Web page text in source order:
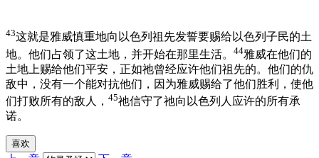
43这就是雅威慎重地向以色列祖先发誓要赐给以色列子民的土
地。他们占领了这土地，并开始在那里生活。 44雅威在他们的
土地上赐给他们平安，正如祂曾经应许他们祖先的。他们的仇
敌中，没有一个能对抗他们，因为雅威赐给了他们胜利，使他
们打败所有的敌人， 45祂信守了祂向以色列人应许的所有承
诺。
喜欢